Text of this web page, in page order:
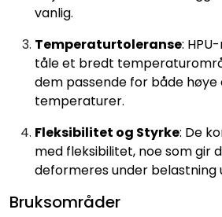
vanlig.
Temperaturtoleranse:
tåle et bredt
dem passende for både høye
temperaturer.
Fleksibilitet og Styrke: De
med fleksibilitet, noe som gir
deformeres under belastning
Bruksområder